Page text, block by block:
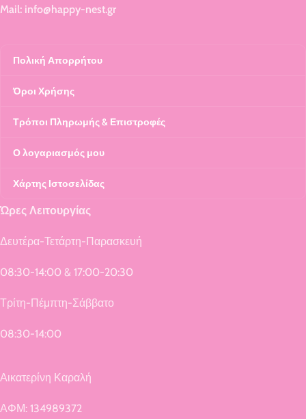
Mail: info@happy-nest.gr
Πολική Απορρήτου
Όροι Χρήσης
Τρόποι Πληρωμής & Επιστροφές
Ο λογαριασμός μου
Χάρτης Ιστοσελίδας
Ώρες Λειτουργίας
Δευτέρα-Τετάρτη-Παρασκευή
08:30-14:00 & 17:00-20:30
Τρίτη-Πέμπτη-Σάββατο
08:30-14:00
Αικατερίνη Καραλή
ΑΦΜ: 134989372